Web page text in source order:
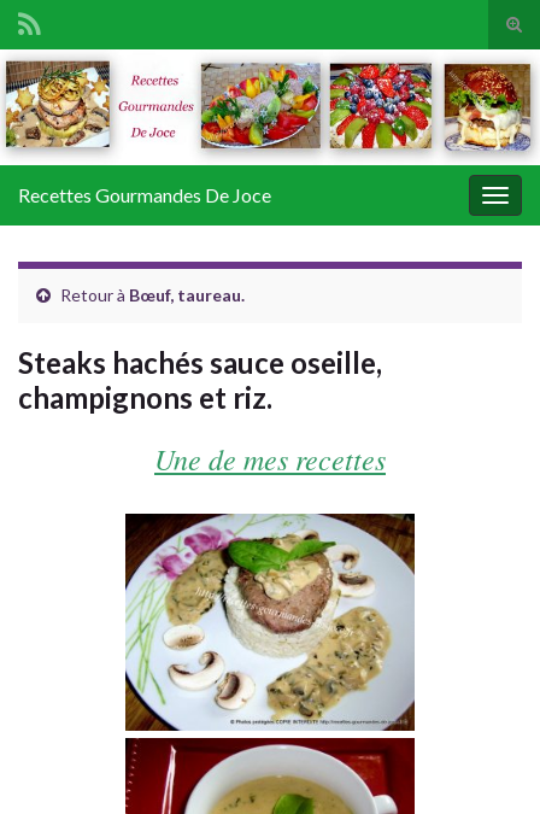
Search for:
Recettes Gourmandes De Joce
Retour à Bœuf, taureau.
Steaks hachés sauce oseille,
champignons et riz.
Une de mes recettes